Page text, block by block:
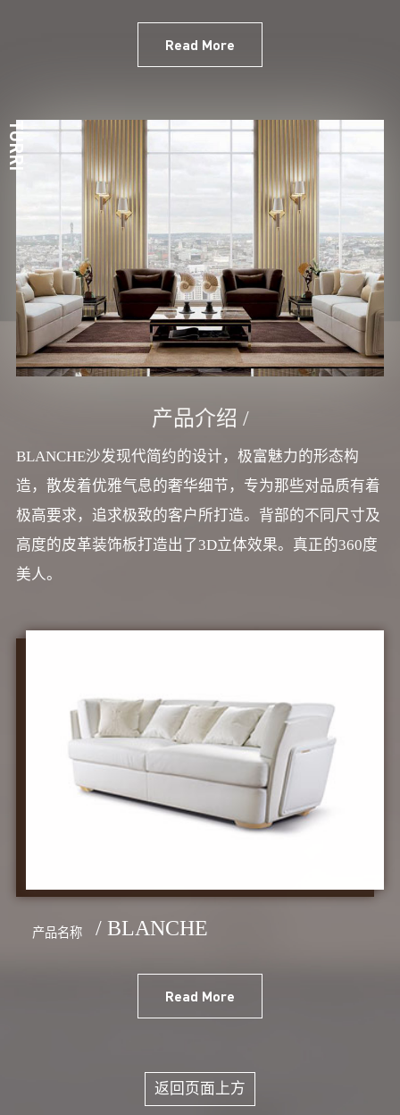
Read More
产品介绍 /
BLANCHE沙发现代简约的设计，极富魅力的形态构
造，散发着优雅气息的奢华细节，专为那些对品质有着
极高要求，追求极致的客户所打造。背部的不同尺寸及
高度的皮革装饰板打造出了3D立体效果。真正的360度
美人。
TURRI
产品名称 / BLANCHE
Read More
返回页面上方